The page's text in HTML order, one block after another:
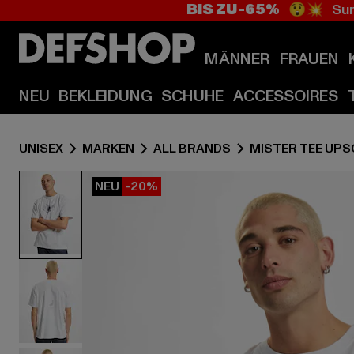
BIS ZU -65% 😲💥
MÄNNER FRAUEN
NEU BEKLEIDUNG SCHUHE ACCESSOIRES
UNISEX MARKEN ALL BRANDS MISTER TEE
NEU -20%